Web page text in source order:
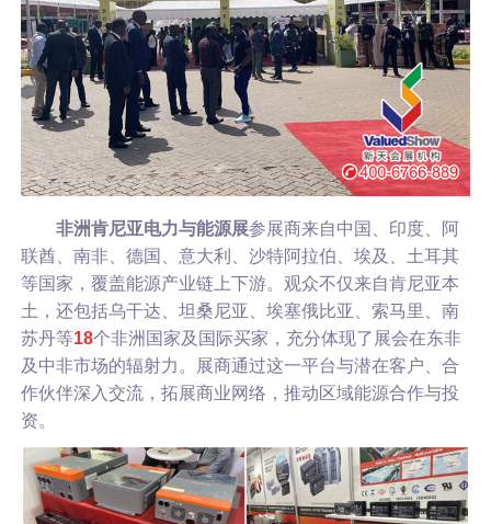
非洲肯尼亚电力与能源展参展商来自中国、印度、阿
联酋、南非、德国、意大利、沙特阿拉伯、埃及、土耳其
等国家，覆盖能源产业链上下游。观众不仅来自肯尼亚本
土，还包括乌干达、坦桑尼亚、埃塞俄比亚、索马里、南
苏丹等18个非洲国家及国际买家，充分体现了展会在东非
及中非市场的辐射力。展商通过这一平台与潜在客户、合
作伙伴深入交流，拓展商业网络，推动区域能源合作与投
资。